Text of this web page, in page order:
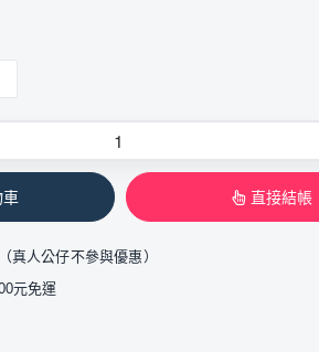
直接結帳
真人公仔不參與優惠）
元免運